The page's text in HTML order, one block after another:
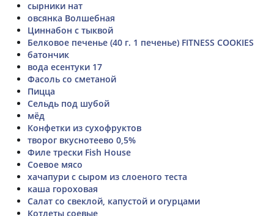
сырники нат
овсянка Волшебная
Циннабон с тыквой
Белковое печенье (40 г. 1 печенье) FITNESS COOKIES
батончик
вода есентуки 17
Фасоль со сметаной
Пицца
Сельдь под шубой
мёд
Конфетки из сухофруктов
творог вкуснотеево 0,5%
Филе трески Fish House
Соевое мясо
хачапури с сыром из слоеного теста
каша гороховая
Салат со свеклой, капустой и огурцами
Котлеты соевые